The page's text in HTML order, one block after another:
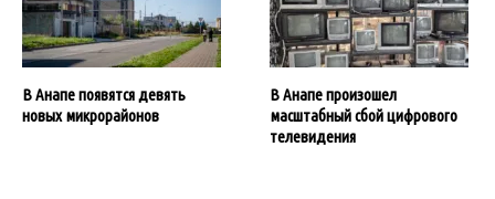
В Анапе появятся девять
новых микрорайонов
В Анапе произошел
масштабный сбой цифрового
телевидения